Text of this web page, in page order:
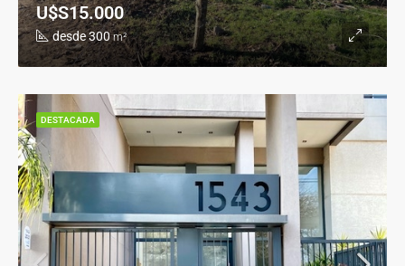
desde 300 m²
U$S15.000
DESTACADA